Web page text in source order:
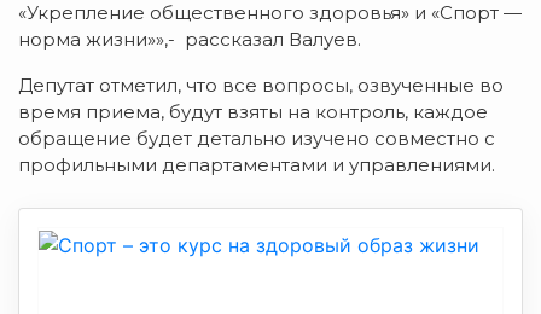
«Укрепление общественного здоровья» и «Спорт —
норма жизни»»,- рассказал Валуев.
Депутат отметил, что все вопросы, озвученные во
время приема, будут взяты на контроль, каждое
обращение будет детально изучено совместно с
профильными департаментами и управлениями.